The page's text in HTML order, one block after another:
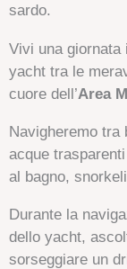
sardo.
Vivi una giornata
yacht tra le
cuore dell’Area
Navigheremo tra
acque
al bagno,
Durante la
dello yacht,
sorseggiare un